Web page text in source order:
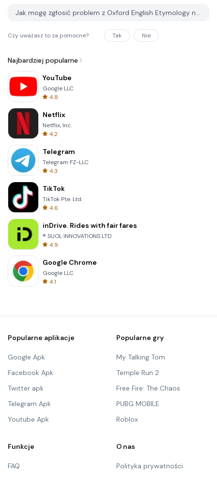
Jak mogę zgłosić problem z Oxford English Etymology na PGYER APK HUB?
Czy uważasz to za pomocne? Tak Nie
Najbardziej popularne
YouTube
Google LLC
4.8
Netflix
Netflix, Inc.
4.2
Telegram
Telegram FZ-LLC
4.3
TikTok
TikTok Pte. Ltd.
4.6
inDrive. Rides with fair fares
® SUOL INNOVATIONS LTD
4.9
Google Chrome
Google LLC
4.1
Popularne aplikacje
Google Apk
Facebook Apk
Twitter apk
Telegram Apk
Youtube Apk
Popularne gry
My Talking Tom
Temple Run 2
Free Fire: The Chaos
PUBG MOBILE
Roblox
Funkcje
FAQ
O nas
Polityka prywatności